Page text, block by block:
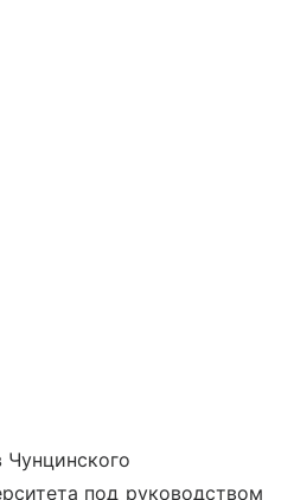
под руководством